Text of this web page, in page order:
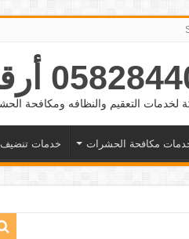
شغالات بالشهر الرياض والدمام وجده
لخدمات التعقيم والنظافه ومكافحة
مكافحة الحشرات خدمات تنضيف